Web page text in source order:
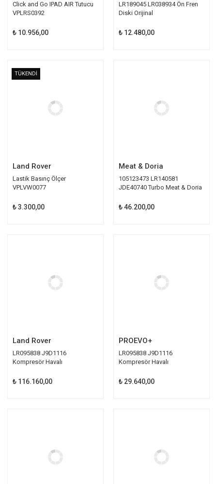
Click and Go IPAD AIR Tutucu
VPLRS0392
₺ 10.956,00
LR189045 LR038934 Ön Fren
Diski Orijinal
₺ 12.480,00
TÜKENDİ
Land Rover
Lastik Basınç Ölçer
VPLVW0077
₺ 3.300,00
Meat & Doria
105123473 LR140581
JDE40740 Turbo Meat & Doria
₺ 46.200,00
Land Rover
LR095838 J9D1116
Kompresör Havalı
₺ 116.160,00
PROEVO+
LR095838 J9D1116
Kompresör Havalı
₺ 29.640,00